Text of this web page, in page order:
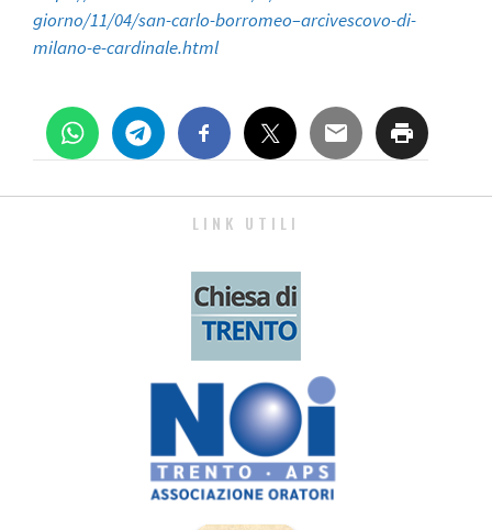
giorno/11/04/san-carlo-borromeo–arcivescovo-di-
milano-e-cardinale.html
LINK UTILI